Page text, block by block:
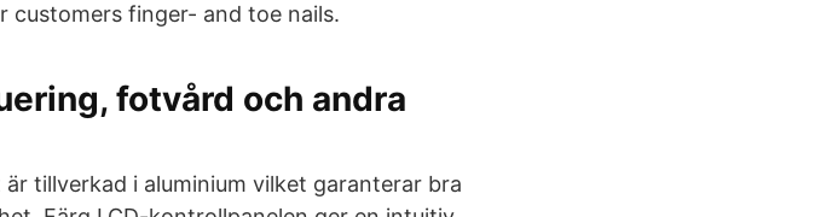
finger- and toe nails.
fotvård och andra
tillverkad i aluminium vilket garanterar bra